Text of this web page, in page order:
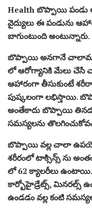
Health బొప్పాయి పండు
వైద్యులు ఈ పండును
బాగుంటుంది అంటున్నారు.
బొప్పాయి అనగానే
లో ఆరోగ్యానికి మేలు
ఆహారంగా తీసుకుంటే
పుష్కలంగా లభిస్తాయి.
అంతేకాదు బొప్పాయి
సమస్యలను
బొప్పాయి వల్ల చాలా
శరీరంలో టాక్సిన్స్ ను
లో 62 క్యాలరీలు ఉంటాయి.
కార్బోహైడ్రేట్స్, మినరల్స్
ఉండడం వల్ల కంటి